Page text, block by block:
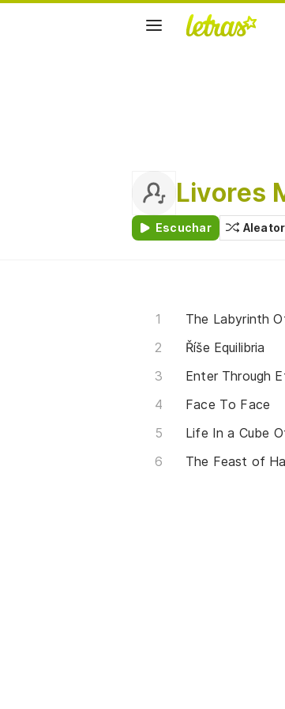
Livores
Escuchar
The Labyrinth
Říše Equilibria
Enter Through
Face To Face
Life In a Cube
The Feast of